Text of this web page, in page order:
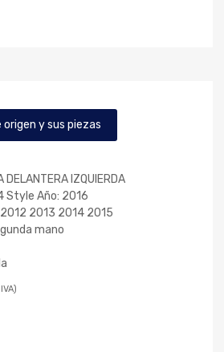
origen y sus piezas
DELANTERA IZQUIERDA
Style Año: 2016
2012 2013 2014 2015
mano